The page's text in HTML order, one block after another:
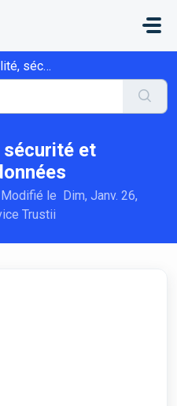
des données
et
le Dim, Janv. 26,
Trustii